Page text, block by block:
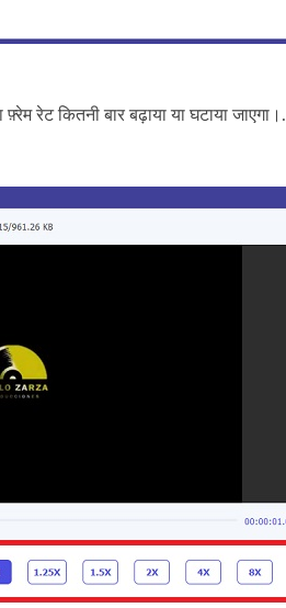
रेट कितनी बार बढ़ाया या घटाया जाएगा।.